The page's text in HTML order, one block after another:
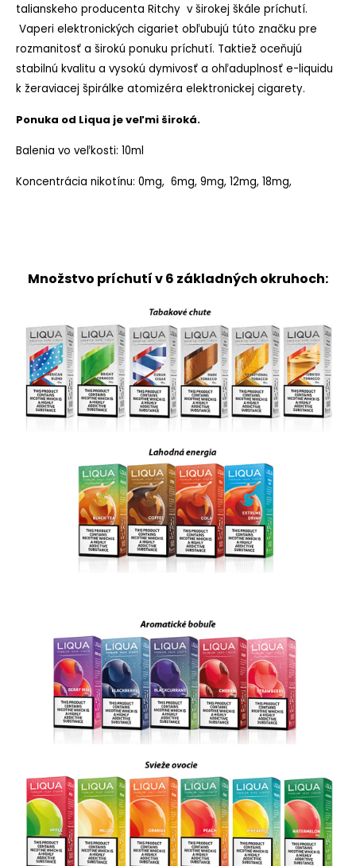
talianskeho producenta Ritchy v širokej škále príchutí.
Vaperi elektronických cigariet obľubujú túto značku pre
rozmanitosť a širokú ponuku príchutí. Taktiež oceňujú
stabilnú kvalitu a vysokú dymivosť a ohľaduplnosť e-liquidu
k žeraviacej špirálke atomizéra elektronickej cigarety.
Ponuka od Liqua je veľmi široká.
Balenia vo veľkosti: 10ml
Koncentrácia nikotínu: 0mg, 6mg, 9mg, 12mg, 18mg,
Množstvo príchutí v 6 základných okruhoch: